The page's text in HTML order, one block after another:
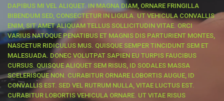
DAPIBUS MI VEL ALIQUET. IN MAGNA DIAM, ORNARE FRINGILLA
BIBENDUM SED, CONSECTETUR IN LIGULA. UT VEHICULA CONVALLIS
ENIM, SIT AMET ALIQUAM TELLUS SOLLICITUDIN VITAE. ORCI
VARIUS NATOQUE PENATIBUS ET MAGNIS DIS PARTURIENT MONTES,
NASCETUR RIDICULUS MUS. QUISQUE SEMPER TINCIDUNT SEM ET
MALESUADA. DONEC VOLUTPAT SAPIEN EU TURPIS FAUCIBUS
CURSUS. QUISQUE ALIQUET SEM RISUS, ID SODALES MASSA
SCELERISQUE NON. CURABITUR ORNARE LOBORTIS AUGUE, ID
CONVALLIS EST. SED VEL RUTRUM NULLA, VITAE LUCTUS EST.
CURABITUR LOBORTIS VEHICULA ORNARE. UT VITAE RISUS